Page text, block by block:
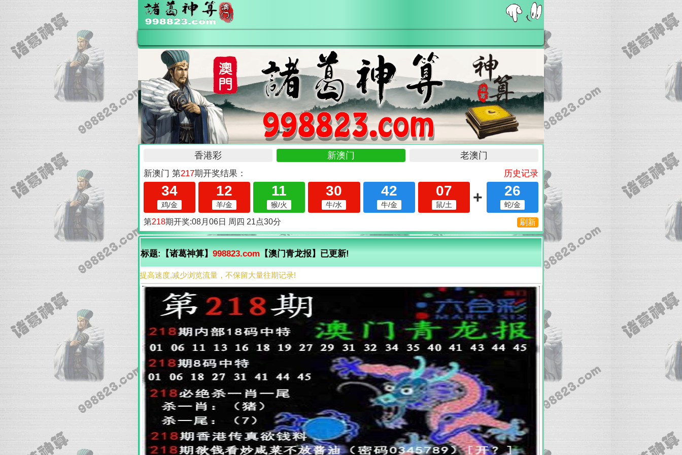
标题:【诸葛神算】 998823.com 【澳门青龙报】已更新!
提高速度,减少浏览流量，不保留大量往期记录!